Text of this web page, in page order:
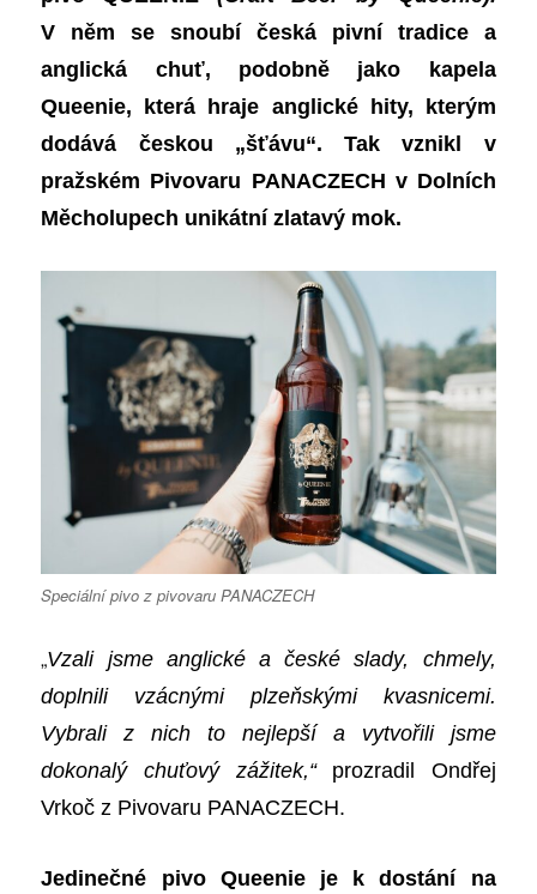
V něm se snoubí česká pivní tradice a
anglická chuť, podobně jako kapela
Queenie, která hraje anglické hity, kterým
dodává českou „šťávu“. Tak vznikl v
pražském Pivovaru PANACZECH v Dolních
Měcholupech unikátní zlatavý mok.
Speciální pivo z pivovaru PANACZECH
„Vzali jsme anglické a české slady, chmely,
doplnili vzácnými plzeňskými kvasnicemi.
Vybrali z nich to nejlepší a vytvořili jsme
dokonalý chuťový zážitek,“ prozradil Ondřej
Vrkoč z Pivovaru PANACZECH.
Jedinečné pivo Queenie je k dostání na